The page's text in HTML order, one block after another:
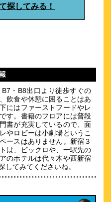
開業
km
国際ホテル歌舞伎町
保コリアンタウンも満喫♪
km
探してみる！
・B8出口より徒歩すぐの
飲食や休憩に困ることはあ
にはファーストフードやレ
す。書籍のフロアには普段
書が充実しているので、面
やロビーは小劇場というこ
ースはありません。新宿３
は、ビックロや、一駅先の
のホテルは代々木や西新宿
してみてくださいね。